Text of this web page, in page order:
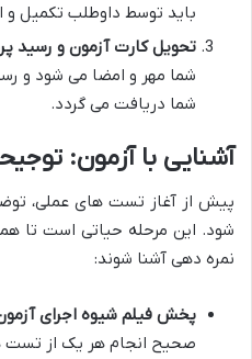
باید توسط داوطلب تکمیل و
تحویل کارت آزمون و رسید
شما مهر و امضا می شود و
شما دریافت می گردد.
آشنایی با آزمون:
پیش از آغاز تست های عملی،
شود. این مرحله حیاتی است تا
نمره دهی آشنا شوند:
پخش فیلم شیوه اجرای
صحیح انجام هر یک از